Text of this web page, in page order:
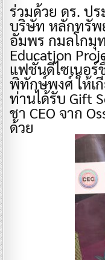
ร่วมด้วย ดร. ป
บริษัท หลักทรัพ
อัมพร กมลโกมุ
Education
แฟชั่นดีไซเนอร์
พิทักษ์พงศ์ ให้เ
ท่านได้รับ Gift
ชา CEO จาก
ด้วย